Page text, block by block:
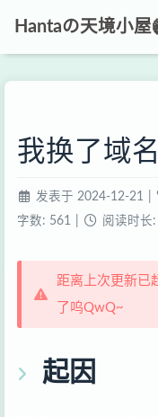
Hantaの天境小屋
我换了域名
发表于 2024-12-21
字数: 561 阅读时长:
距离上次更新已
了呜QwQ~
起因